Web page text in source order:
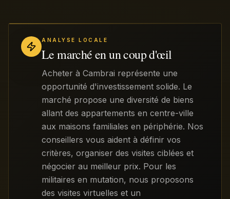
ANALYSE LOCALE
Le marché en un coup d'œil
Acheter à Cambrai représente une
opportunité d'investissement solide. Le
marché propose une diversité de biens
allant des appartements en centre-ville
aux maisons familiales en périphérie. Nos
conseillers vous aident à définir vos
critères, organiser des visites ciblées et
négocier au meilleur prix. Pour les
militaires en mutation, nous proposons
des visites virtuelles et un